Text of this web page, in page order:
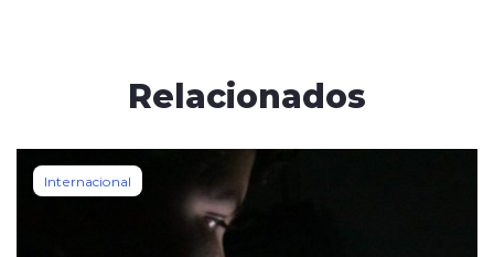
Relacionados
Internacional